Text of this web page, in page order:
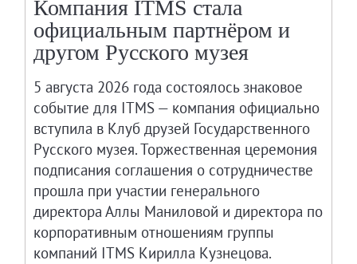
Русское искусство второй половины
Русское народное искусство XVII-XXI
Будущие выставки
Выездные выставки
Садко
Михаил Нестеров
Архив выставок
Степан Эрьзя – скульптор мира. К
Эпоха Императора Александра III и её
Архип Куинджи. Иллюзия света
Русская традиция
Компания ITMS стала
официальным партнёром и
другом Русского музея
5 августа 2026 года состоялось знаковое
событие для ITMS — компания официально
вступила в Клуб друзей Государственного
Русского музея. Торжественная церемония
подписания соглашения о сотрудничестве
прошла при участии генерального
директора Аллы Маниловой и директора по
корпоративным отношениям группы
компаний ITMS Кирилла Кузнецова.